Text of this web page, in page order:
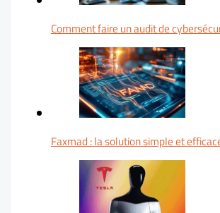
Comment faire un audit de
Faxmad : la solution simple et